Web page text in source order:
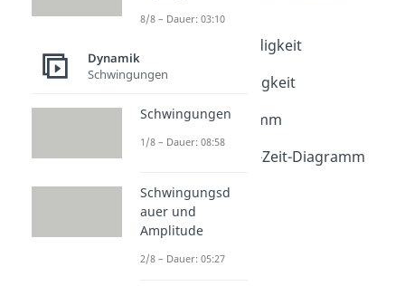
Dauer: 03:35
Winkelgeschwindigkeit
Schallgeschwindigkeit
Weg-Zeit-Diagramm
Dauer: 04:18
Geschwindigkeit-Zeit-Diagramm
8/8 – Dauer: 03:10
Dynamik
Schwingungen
Schwingungen
1/8 – Dauer: 08:58
Schwingungsd
auer und
Amplitude
2/8 – Dauer: 05:27